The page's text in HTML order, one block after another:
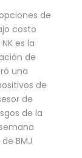
de
costo
es la
de
una
de
de
de la
BMJ